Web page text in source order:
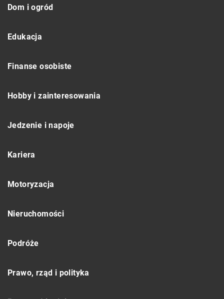
Dom i ogród
Edukacja
Finanse osobiste
Hobby i zainteresowania
Jedzenie i napoje
Kariera
Motoryzacja
Nieruchomości
Podróże
Prawo, rząd i polityka